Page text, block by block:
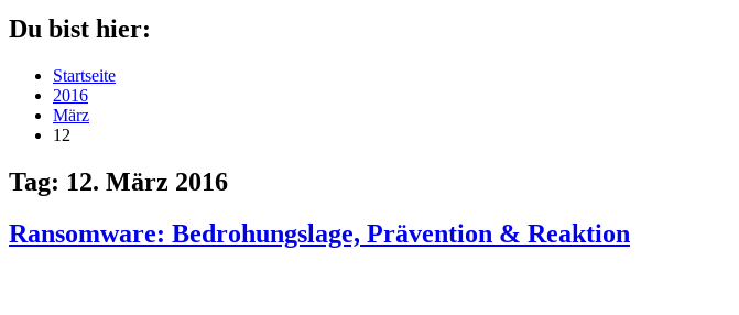
Du bist hier:
Startseite
2016
März
12
Tag: 12. März 2016
Ransomware: Bedrohungslage, Prävention & Reaktion